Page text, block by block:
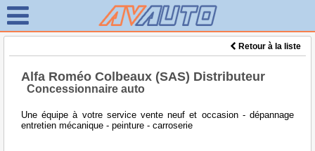
Retour à la liste
Alfa Roméo Colbeaux (SAS) Distributeur
Concessionnaire auto
Une équipe à votre service vente neuf et occasion - dépannage
entretien mécanique - peinture - carroserie